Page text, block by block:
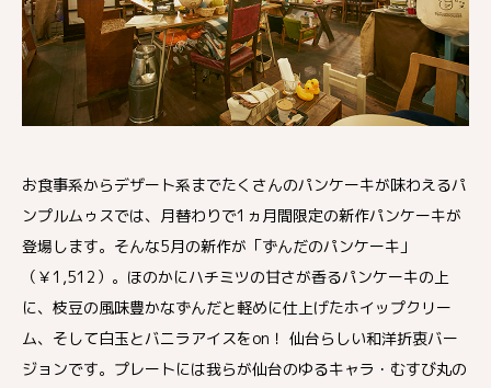
お食事系からデザート系までたくさんのパンケーキが味わえるパ
ンプルムゥスでは、月替わりで1ヵ月間限定の新作パンケーキが
登場します。そんな5月の新作が「ずんだのパンケーキ」
（￥1,512）。ほのかにハチミツの甘さが香るパンケーキの上
に、枝豆の風味豊かなずんだと軽めに仕上げたホイップクリー
ム、そして白玉とバニラアイスをon！ 仙台らしい和洋折衷バー
ジョンです。プレートには我らが仙台のゆるキャラ・むすび丸の